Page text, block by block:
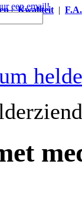
|Kwaliteit |